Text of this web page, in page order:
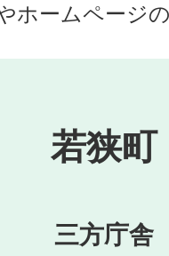
ホームページ
若狭町
三方庁舎